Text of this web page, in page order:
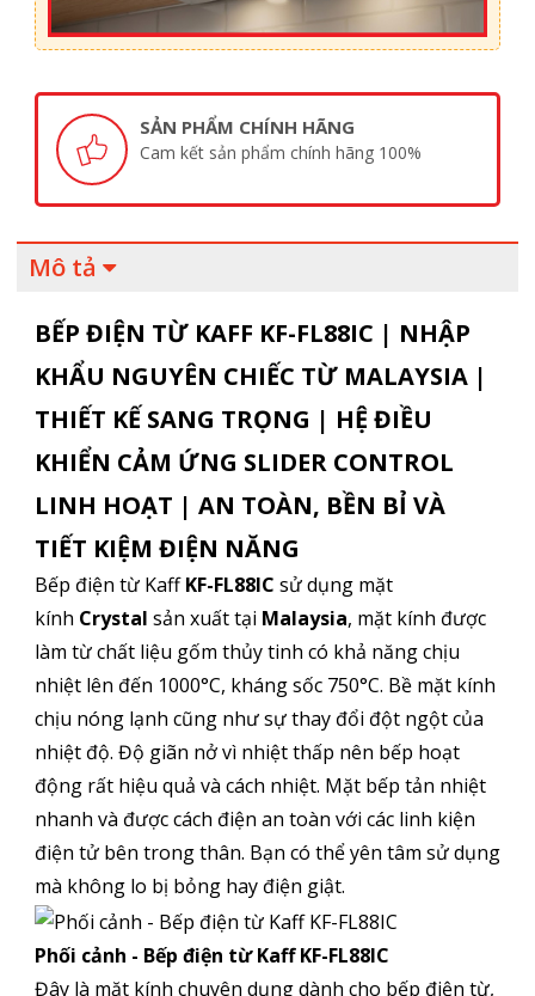
SẢN PHẨM CHÍNH HÃNG
Cam kết sản phẩm chính hãng 100%
Mô tả
BẾP ĐIỆN TỪ KAFF KF-FL88IC | NHẬP
KHẨU NGUYÊN CHIẾC TỪ MALAYSIA |
THIẾT KẾ SANG TRỌNG | HỆ ĐIỀU
KHIỂN CẢM ỨNG SLIDER CONTROL
LINH HOẠT | AN TOÀN, BỀN BỈ VÀ
TIẾT KIỆM ĐIỆN NĂNG
Bếp điện từ KaffKF-FL88IC sử dụng mặt
kính Crystal sản xuất tại Malaysia, mặt kính được
làm từ chất liệu gốm thủy tinh có khả năng chịu
nhiệt lên đến 1000°C, kháng sốc 750°C. Bề mặt kính
chịu nóng lạnh cũng như sự thay đổi đột ngột của
nhiệt độ. Độ giãn nở vì nhiệt thấp nên bếp hoạt
động rất hiệu quả và cách nhiệt. Mặt bếp tản nhiệt
nhanh và được cách điện an toàn với các linh kiện
điện tử bên trong thân. Bạn có thể yên tâm sử dụng
mà không lo bị bỏng hay điện giật.
Phối cảnh - Bếp điện từ Kaff KF-FL88IC
Đây là mặt kính chuyên dụng dành cho bếp điện từ,